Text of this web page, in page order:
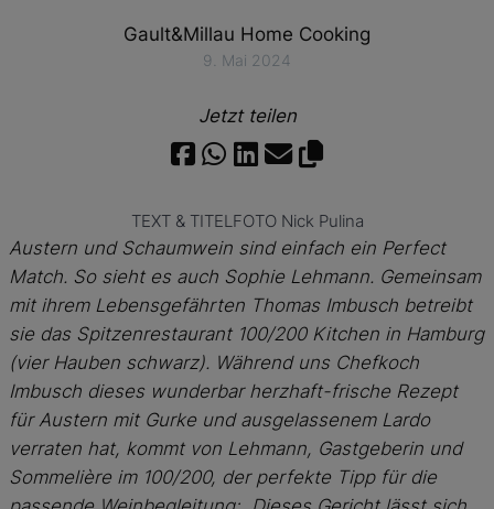
Gault&Millau Home Cooking
9. Mai 2024
Jetzt teilen
TEXT & TITELFOTO Nick Pulina
Austern und Schaumwein sind einfach ein Perfect
Match. So sieht es auch Sophie Lehmann. Gemeinsam
mit ihrem Lebensgefährten Thomas Imbusch betreibt
sie das Spitzenrestaurant 100/200 Kitchen in Hamburg
(vier Hauben schwarz). Während uns Chefkoch
Imbusch dieses wunderbar herzhaft-frische Rezept
für Austern mit Gurke und ausgelassenem Lardo
verraten hat, kommt von Lehmann, Gastgeberin und
Sommelière im 100/200, der perfekte Tipp für die